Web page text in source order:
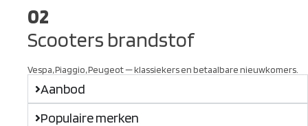
02
Scooters brandstof
Vespa, Piaggio, Peugeot — klassiekers en betaalbare nieuwkomers.
Aanbod
Populaire merken